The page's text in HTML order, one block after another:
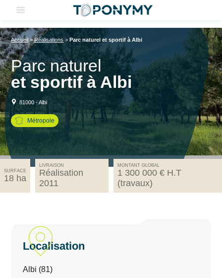
Accueil>Réalisations >Parc naturel et sportif à Albi
Parc naturel
et sportif à Albi
81000 - Albi
Métropole
SURFACE
18 ha
LIVRAISON
Réalisation
2011
MONTANT GLOBAL
1 300 000 € H.T
(travaux)
Localisation
Albi (81)